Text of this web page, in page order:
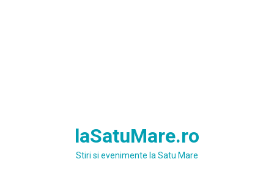
laSatuMare.ro
Stiri si evenimente la Satu Mare